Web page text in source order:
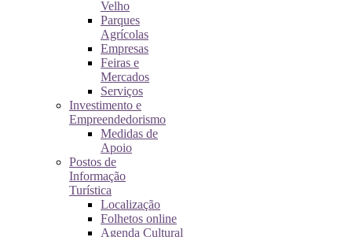
Velho
Parques
Agrícolas
Empresas
Feiras e
Mercados
Serviços
Investimento e
Empreendedorismo
Medidas de
Apoio
Postos de
Informação
Turística
Localização
Folhetos online
Agenda Cultural